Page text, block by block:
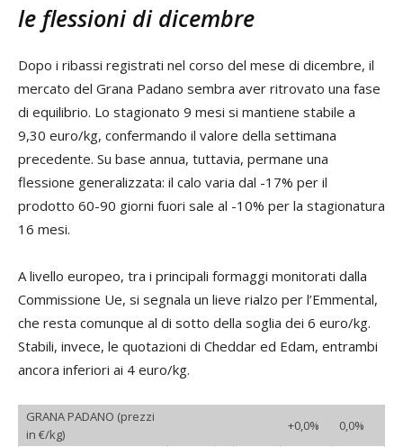
le flessioni di dicembre
Dopo i ribassi registrati nel corso del mese di dicembre, il
mercato del Grana Padano sembra aver ritrovato una fase
di equilibrio. Lo stagionato 9 mesi si mantiene stabile a
9,30 euro/kg, confermando il valore della settimana
precedente. Su base annua, tuttavia, permane una
flessione generalizzata: il calo varia dal -17% per il
prodotto 60-90 giorni fuori sale al -10% per la stagionatura
16 mesi.
A livello europeo, tra i principali formaggi monitorati dalla
Commissione Ue, si segnala un lieve rialzo per l’Emmental,
che resta comunque al di sotto della soglia dei 6 euro/kg.
Stabili, invece, le quotazioni di Cheddar ed Edam, entrambi
ancora inferiori ai 4 euro/kg.
GRANA PADANO (prezzi
in €/kg)
+0,0% 0,0%